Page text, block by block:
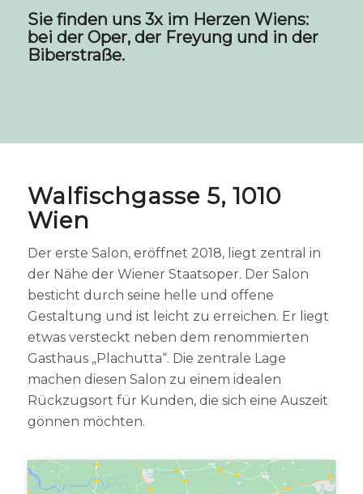
Sie finden uns 3x im Herzen Wiens:
bei der Oper, der Freyung und in der
Biberstraße.
Walfischgasse 5, 1010
Wien
Der erste Salon, eröffnet 2018, liegt zentral in
der Nähe der Wiener Staatsoper. Der Salon
besticht durch seine helle und offene
Gestaltung und ist leicht zu erreichen. Er liegt
etwas versteckt neben dem renommierten
Gasthaus „Plachutta“. Die zentrale Lage
machen diesen Salon zu einem idealen
Rückzugsort für Kunden, die sich eine Auszeit
gönnen möchten.